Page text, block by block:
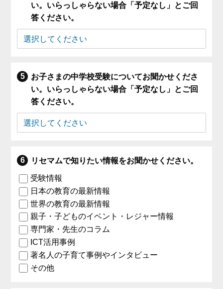
い。いらっしゃらない場合「予定なし」とご回
答ください。
お子さまの中学校受験についてお聞かせくださ
い。いらっしゃらない場合「予定なし」とご回
答ください。
リセマムで知りたい情報をお聞かせください。
受験情報
日本の教育の最新情報
世界の教育の最新情報
親子・子どものイベント・レジャー情報
専門家・先生のコラム
ICT活用事例
著名人の子育て事例やインタビュー
その他